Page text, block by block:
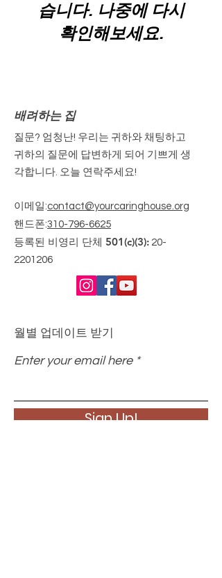
습니다. 나중에 다시
확인해보세요.
배려하는 집
질문? 엄청난! 우리는 귀하와 채팅하고
귀하의 질문에 답변하게 되어 기쁘게 생
각합니다. 오늘 연락주세요!
이메일:contact@yourcaringhouse.org
핸드폰:310-796-6625
등록된 비영리 단체 501(c)(3): 20-
2201206
월별 업데이트 받기
Enter your email here
Sign Up!